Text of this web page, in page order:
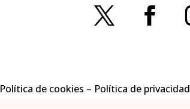
Política de cookies – Política de privacidad